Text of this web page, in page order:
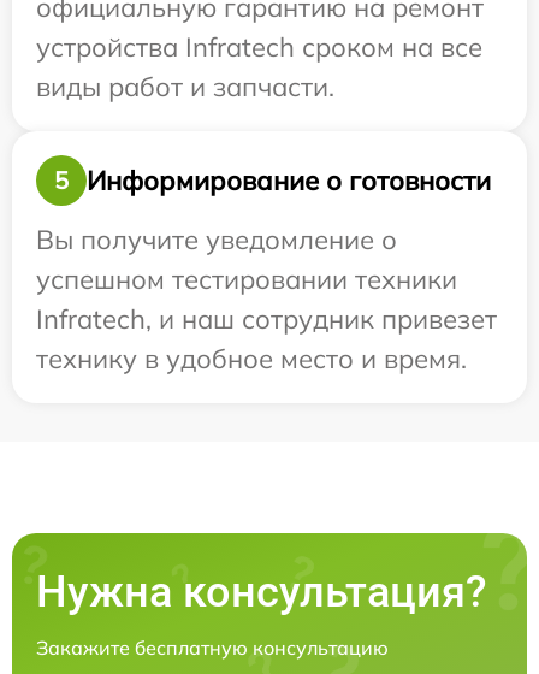
официальную гарантию на ремонт
устройства Infratech сроком на все
виды работ и запчасти.
5
Информирование о готовности
Вы получите уведомление о
успешном тестировании техники
Infratech, и наш сотрудник привезет
технику в удобное место и время.
Нужна консультация?
Закажите бесплатную консультацию